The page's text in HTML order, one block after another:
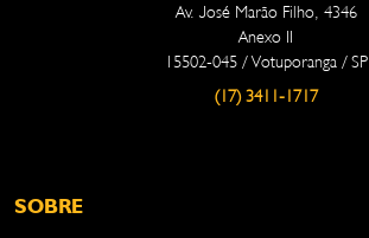
Av. José Marão Filho, 4346
Anexo II
15502-045 / Votuporanga / SP
(17) 3411-1717
SOBRE